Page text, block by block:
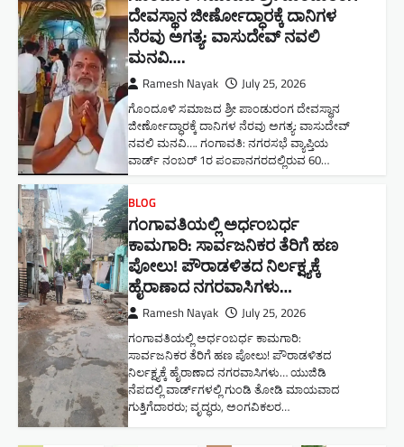
ದೇವಸ್ಥಾನ ಜೀರ್ಣೋದ್ಧಾರಕ್ಕೆ ದಾನಿಗಳ
ನೆರವು ಅಗತ್ಯ: ವಾಸುದೇವ್ ನವಲಿ
ಮನವಿ​….
Ramesh Nayak July 25, 2026
ಗೊಂದೂಳಿ ಸಮಾಜದ ಶ್ರೀ ಪಾಂಡುರಂಗ ದೇವಸ್ಥಾನ
ಜೀರ್ಣೋದ್ಧಾರಕ್ಕೆ ದಾನಿಗಳ ನೆರವು ಅಗತ್ಯ: ವಾಸುದೇವ್
ನವಲಿ ಮನವಿ​…. ಗಂಗಾವತಿ: ​ನಗರಸಭೆ ವ್ಯಾಪ್ತಿಯ
ವಾರ್ಡ್ ನಂಬರ್ 1ರ ಪಂಪಾನಗರದಲ್ಲಿರುವ 60…
BLOG
ಗಂಗಾವತಿಯಲ್ಲಿ ಅರ್ಧಂಬರ್ಧ
ಕಾಮಗಾರಿ: ಸಾರ್ವಜನಿಕರ ತೆರಿಗೆ ಹಣ
ಪೋಲು! ಪೌರಾಡಳಿತದ ನಿರ್ಲಕ್ಷ್ಯಕ್ಕೆ
ಹೈರಾಣಾದ ನಗರವಾಸಿಗಳು​…
Ramesh Nayak July 25, 2026
ಗಂಗಾವತಿಯಲ್ಲಿ ಅರ್ಧಂಬರ್ಧ ಕಾಮಗಾರಿ:
ಸಾರ್ವಜನಿಕರ ತೆರಿಗೆ ಹಣ ಪೋಲು! ಪೌರಾಡಳಿತದ
ನಿರ್ಲಕ್ಷ್ಯಕ್ಕೆ ಹೈರಾಣಾದ ನಗರವಾಸಿಗಳು​… ಯುಜಿಡಿ
ನೆಪದಲ್ಲಿ ವಾರ್ಡ್‌ಗಳಲ್ಲಿ ಗುಂಡಿ ತೋಡಿ ಮಾಯವಾದ
ಗುತ್ತಿಗೆದಾರರು; ವೃದ್ಧರು, ಅಂಗವಿಕಲರ…